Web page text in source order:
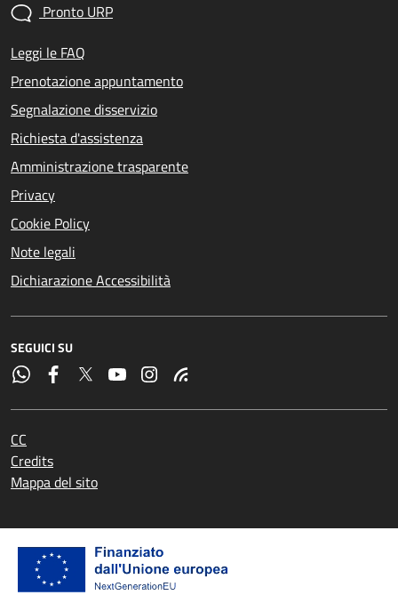
Pronto URP
Leggi le FAQ
Prenotazione appuntamento
Segnalazione disservizio
Richiesta d'assistenza
Amministrazione trasparente
Privacy
Cookie Policy
Note legali
Dichiarazione Accessibilità
SEGUICI SU
CC
Credits
Mappa del sito